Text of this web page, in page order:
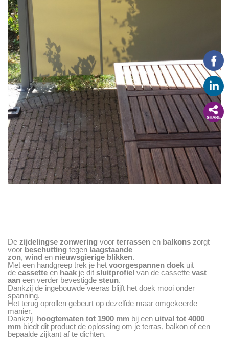
De zijdelingse zonwering voor terrassen en balkons zorgt
voor beschutting tegen laagstaande
zon, wind en nieuwsgierige blikken.
Met een handgreep trek je het voorgespannen doek uit
de cassette en haak je dit sluitprofiel van de cassette vast
aan een verder bevestigde steun.
Dankzij de ingebouwde veeras blijft het doek mooi onder
spanning.
Het terug oprollen gebeurt op dezelfde maar omgekeerde
manier.
Dankzij hoogtematen tot 1900 mm bij een uitval tot 4000
mm biedt dit product de oplossing om je terras, balkon of een
bepaalde zijkant af te dichten.